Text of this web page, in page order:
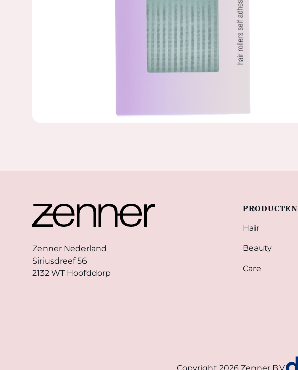
Zenner Nederland
Siriusdreef 56
2132 WT Hoofddorp
PRODUCTEN
Hair
Beauty
Care